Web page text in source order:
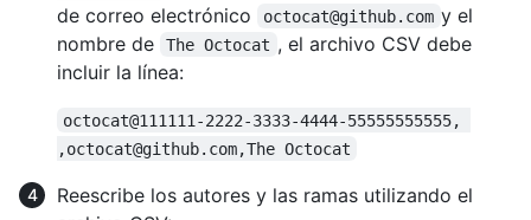
de correo electrónico
octocat@github.com y el
nombre de
The Octocat , el archivo CSV debe
incluir la línea:
octocat@111111-2222-3333-4444-55555555555,
,octocat@github.com,The Octocat
Reescribe los autores y las ramas utilizando el